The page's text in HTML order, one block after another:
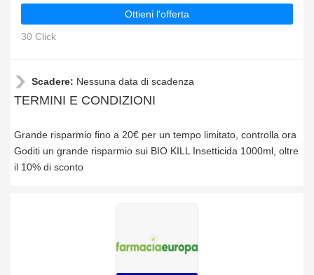
Ottieni l'offerta
30 Click
Scadere: Nessuna data di scadenza
TERMINI E CONDIZIONI
Grande risparmio fino a 20€ per un tempo limitato, controlla ora
Goditi un grande risparmio sui BIO KILL Insetticida 1000ml, oltre
il 10% di sconto